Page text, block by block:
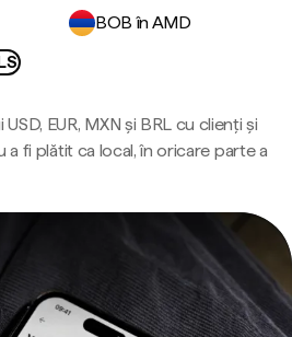
BOB în AMD
EUR, MXN și BRL cu clienți și
a fi plătit ca local, în oricare parte a